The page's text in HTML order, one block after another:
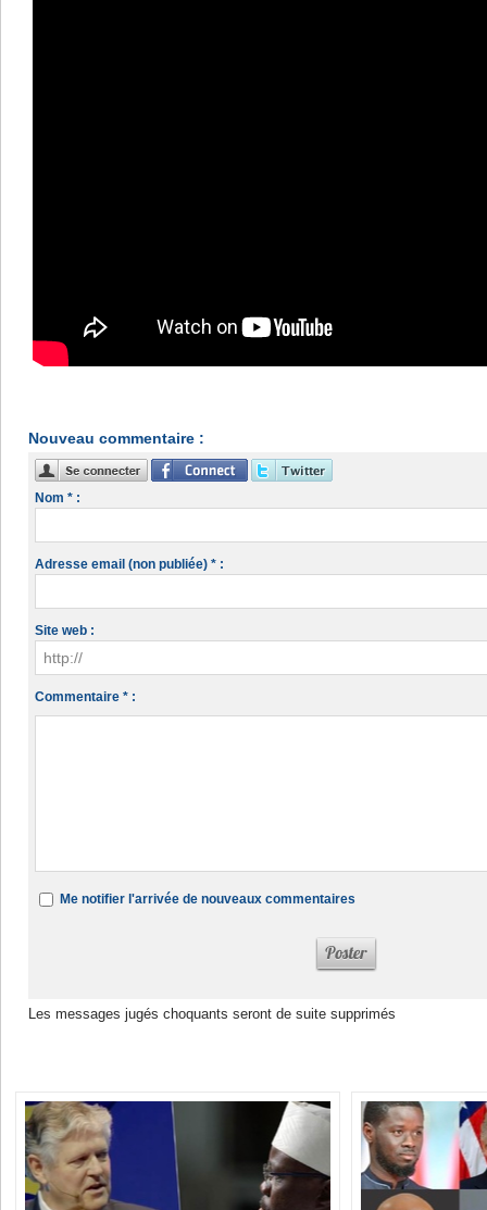
Nouveau commentaire :
Nom * :
Adresse email (non publiée) * :
Site web :
Commentaire * :
Me notifier l'arrivée de nouveaux commentaires
Les messages jugés choquants seront de suite supprimés